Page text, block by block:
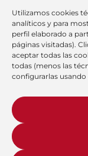
Utilizamos cookies
analíticos y para
perfil elaborado a
páginas visitadas).
aceptar todas las
todas (menos las
configurarlas usando